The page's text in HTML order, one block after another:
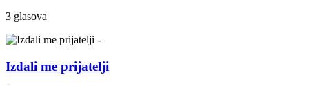
3 glasova
Izdali me prijatelji